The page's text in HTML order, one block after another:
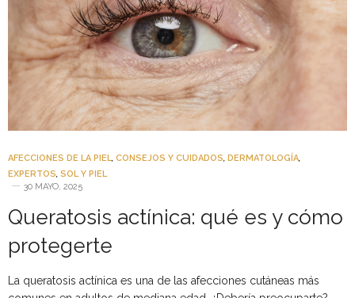
AFECCIONES DE LA PIEL, CONSEJOS Y CUIDADOS, DERMATOLOGÍA,
EXPERTOS, SOL Y PIEL
30 MAYO, 2025
Queratosis actínica: qué es y cómo
protegerte
La queratosis actínica es una de las afecciones cutáneas más